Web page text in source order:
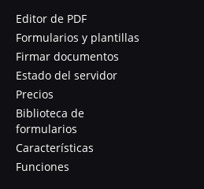
Editor de PDF
Formularios y plantillas
Firmar documentos
Estado del servidor
Precios
Biblioteca de
formularios
Características
Funciones